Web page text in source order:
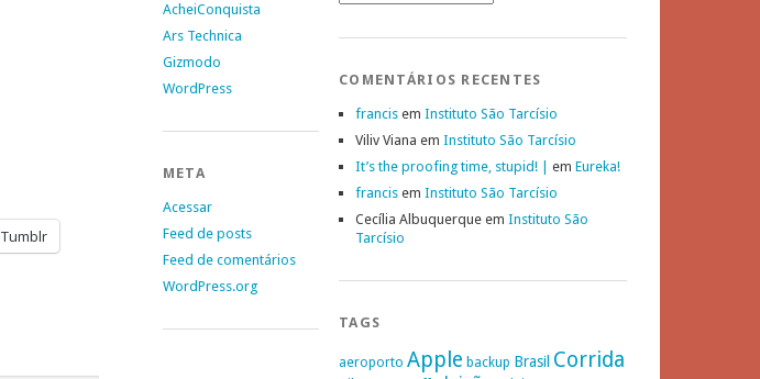
Tumblr
AcheiConquista
Ars Technica
Gizmodo
WordPress
META
Acessar
Feed de posts
Feed de comentários
WordPress.org
COMENTÁRIOS RECENTES
francis em Instituto São Tarcísio
Viliv Viana em Instituto São Tarcísio
It’s the proofing time, stupid! |
em Eureka!
francis em Instituto São Tarcísio
Cecília Albuquerque em Instituto São
Tarcísio
TAGS
aeroporto Apple backup Brasil Corrida